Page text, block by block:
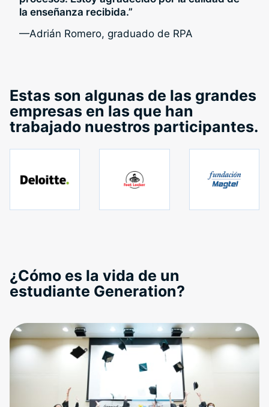
la enseñanza recibida.”
—Adrián Romero, graduado de RPA
Estas son algunas de las grandes
empresas en las que han
trabajado nuestros participantes.
¿Cómo es la vida de un
estudiante Generation?